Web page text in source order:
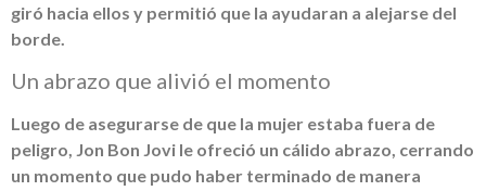
giró hacia ellos y permitió que la ayudaran a alejarse del
borde.
Un abrazo que alivió el momento
Luego de asegurarse de que la mujer estaba fuera de
peligro, Jon Bon Jovi le ofreció un cálido abrazo, cerrando
un momento que pudo haber terminado de manera